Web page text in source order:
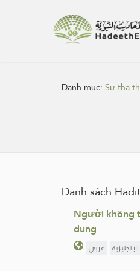
Danh mục:Sự tha
Danh sách
Người không
dung
عربي الإنجليزية